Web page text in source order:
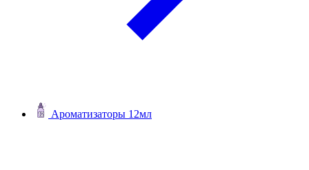
Ароматизаторы 12мл